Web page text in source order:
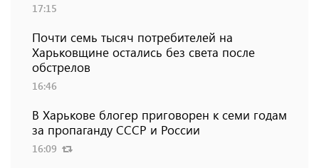
17:15
Почти семь тысяч потребителей на
Харьковщине остались без света после
обстрелов
16:46
В Харькове блогер приговорен к семи годам
за пропаганду СССР и России
16:09